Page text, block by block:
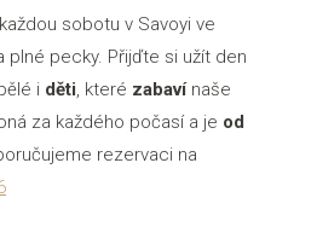
sobotu v Savoyi ve
plné pecky. Přijďte si užít den
i děti, které zabaví naše
za každého počasí a je od
rezervaci na